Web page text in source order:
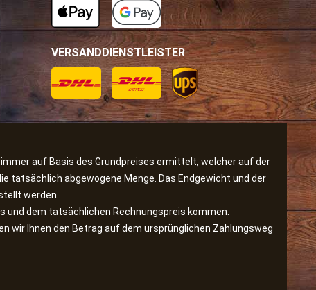
VERSANDDIENSTLEISTER
auf Basis des Grundpreises ermittelt, welcher auf der
tatsächlich abgewogene Menge. Das Endgewicht und der
werden.
und dem tatsächlichen Rechnungspreis kommen.
wir Ihnen den Betrag auf dem ursprünglichen Zahlungsweg